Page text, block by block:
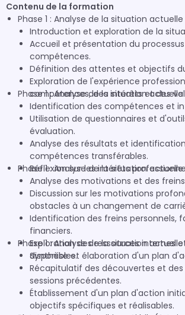
Contenu de la formation
Phase 1 : Analyse de la situation actuelle
Introduction et exploration de la
Accueil et présentation du
compétences.
Définition des attentes et objectifs
Exploration de l'expérience
compétences, des intérêts et des
Phase 1 : Analyse de la situation
Identification des compétences et
Utilisation de questionnaires et
évaluation.
Analyse des résultats et
compétences transférables.
Réflexion sur les intérêts
Phase 1 : Analyse de la situation
Analyse des motivations et des
Discussion sur les motivations
obstacles à un changement de
Identification des freins personnels,
financiers.
Exploration des ressources internes
disponibles.
Phase 1 : Analyse de la situation
Synthèse et élaboration d'un plan
Récapitulatif des découvertes et des
sessions précédentes.
Établissement d'un plan d'action
objectifs spécifiques et réalisables.